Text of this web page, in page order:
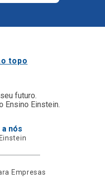
topo
futuro.
Ensino Einstein.
nós
Empresas